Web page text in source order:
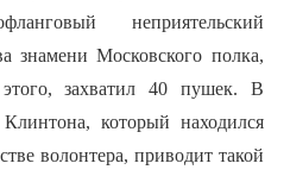
неприятельский
знамени Московского полка,
этого, захватил 40 пушек. В
который находился
волонтера, приводит такой